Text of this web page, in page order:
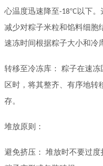
心温度迅速降至-18°C 以下
减少对粽子米粒和馅料细胞
速冻时间根据粽子大小和冷
转移至冷冻库：
粽子在速冻
区时，将其整齐、有序地转
存。
堆放原则：
避免挤压：
堆放时不要过度